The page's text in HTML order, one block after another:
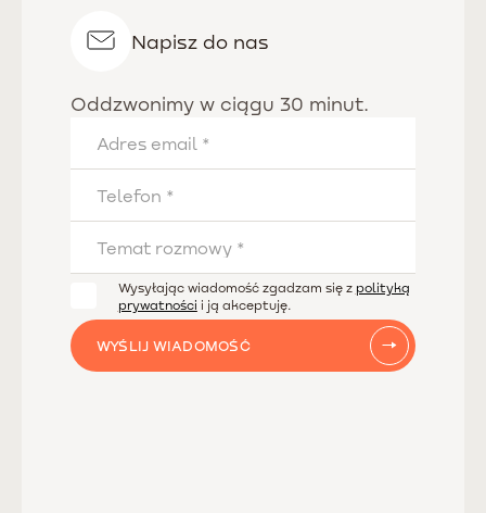
Napisz do nas
Oddzwonimy w ciągu 30 minut.
Wysyłając wiadomość zgadzam się z polityką
prywatności i ją akceptuję.
WYŚLIJ WIADOMOŚĆ